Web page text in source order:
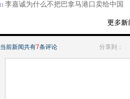
李嘉诚为什么不把巴拿马港口卖给中国
当前新闻共有7条评论 分享到：